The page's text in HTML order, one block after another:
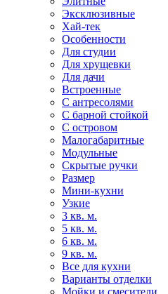
Эксклюзивные
Хай-тек
Особенности
Для студии
Для хрущевки
Для дачи
Встроенные
С антресолями
С барной стойкой
С островом
Малогабаритные
Модульные
Скрытые ручки
Размер
Мини-кухни
Узкие
3 кв. м.
5 кв. м.
6 кв. м.
9 кв. м.
Все для кухни
Варианты отделки
Мойки и смесители